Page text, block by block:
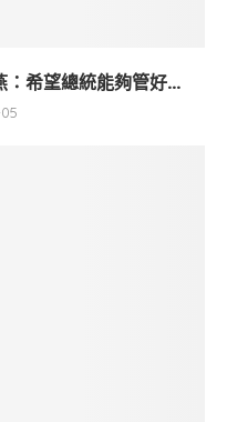
希望總統能夠管好...